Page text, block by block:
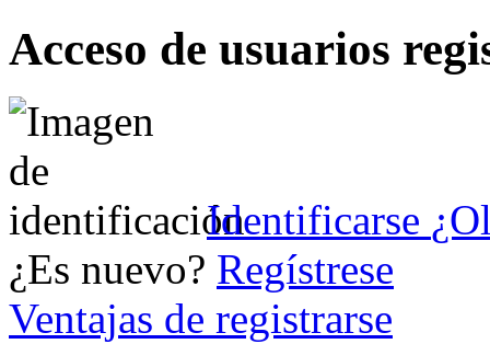
Acceso de usuarios
Identificarse
¿Es nuevo? Regístrese
Ventajas de registrarse